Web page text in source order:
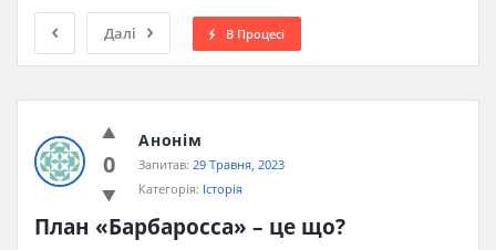
Далі В Процесі
0
Анонім
Запитав: 29 Травня, 2023
Категорія: Історія
План «Барбаросса» – це що?